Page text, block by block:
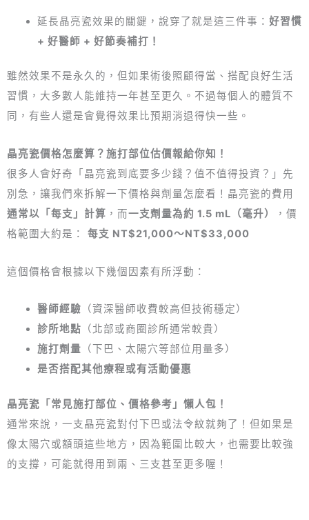
延長晶亮瓷效果的關鍵，說穿了就是這三件事： 好習慣
+ 好醫師 + 好節奏補打！
雖然效果不是永久的，但如果術後照顧得當、搭配良好生活
習慣，大多數人能維持一年甚至更久。不過每個人的體質不
同，有些人還是會覺得效果比預期消退得快一些。
晶亮瓷價格怎麼算？施打部位估價報給你知！
很多人會好奇「晶亮瓷到底要多少錢？值不值得投資？」先
別急，讓我們來拆解一下價格與劑量怎麼看！晶亮瓷的費用
通常以「每支」計算 ，而一支劑量為約 1.5 mL（毫升）
，價
格範圍大約是： 每支 NT$21,000～NT$33,000
這個價格會根據以下幾個因素有所浮動：
醫師經驗 （資深醫師收費較高但技術穩定）
診所地點 （北部或商圈診所通常較貴）
施打劑量 （下巴、太陽穴等部位用量多）
是否搭配其他療程或有活動優惠
晶亮瓷「常見施打部位、價格參考」懶人包！
通常來說，一支晶亮瓷對付下巴或法令紋就夠了！但如果是
像太陽穴或額頭這些地方，因為範圍比較大，也需要比較強
的支撐，可能就得用到兩、三支甚至更多喔！